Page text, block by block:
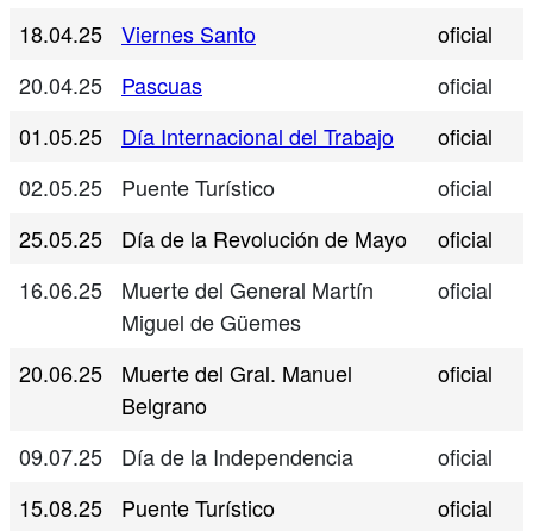
18.04.25
Viernes Santo
oficial
20.04.25
Pascuas
oficial
01.05.25
Día Internacional del Trabajo
oficial
02.05.25
Puente Turístico
oficial
25.05.25
Día de la Revolución de Mayo
oficial
16.06.25
Muerte del General Martín
Miguel de Güemes
oficial
20.06.25
Muerte del Gral. Manuel
Belgrano
oficial
09.07.25 Día de la Independencia
oficial
15.08.25
Puente Turístico
oficial